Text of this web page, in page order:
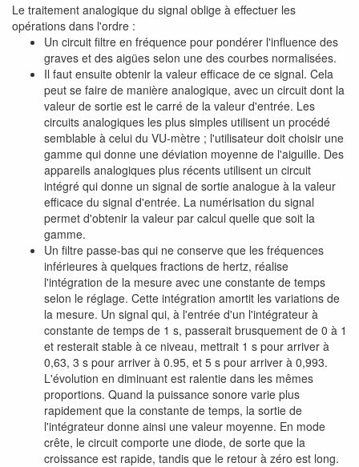
Le traitement analogique du signal oblige à effectuer les
opérations dans l'ordre :
Un circuit filtre en fréquence pour pondérer l'influence des
graves et des aigües selon une des courbes normalisées.
Il faut ensuite obtenir la valeur efficace de ce signal. Cela
peut se faire de manière analogique, avec un circuit dont la
valeur de sortie est le carré de la valeur d'entrée. Les
circuits analogiques les plus simples utilisent un procédé
semblable à celui du VU-mètre ; l'utilisateur doit choisir une
gamme qui donne une déviation moyenne de l'aiguille. Des
appareils analogiques plus récents utilisent un circuit
intégré qui donne un signal de sortie analogue à la valeur
efficace du signal d'entrée. La numérisation du signal
permet d'obtenir la valeur par calcul quelle que soit la
gamme.
Un filtre passe-bas qui ne conserve que les fréquences
inférieures à quelques fractions de hertz, réalise
l'intégration de la mesure avec une constante de temps
selon le réglage. Cette intégration amortit les variations de
la mesure. Un signal qui, à l'entrée d'un l'intégrateur à
constante de temps de 1 s, passerait brusquement de 0 à 1
et resterait stable à ce niveau, mettrait 1 s pour arriver à
0,63, 3 s pour arriver à 0.95, et 5 s pour arriver à 0,993.
L'évolution en diminuant est ralentie dans les mêmes
proportions. Quand la puissance sonore varie plus
rapidement que la constante de temps, la sortie de
l'intégrateur donne ainsi une valeur moyenne. En mode
crête, le circuit comporte une diode, de sorte que la
croissance est rapide, tandis que le retour à zéro est long.